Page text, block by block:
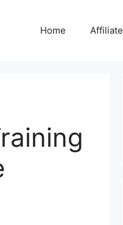
Home Affiliate